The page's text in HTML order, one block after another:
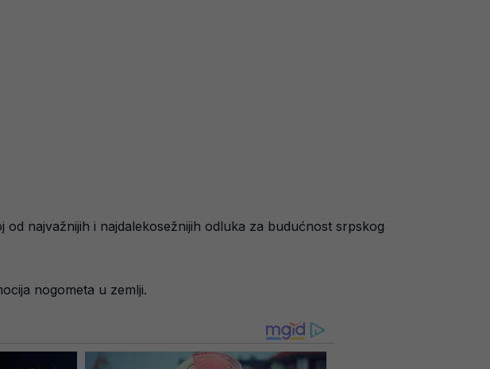
najvažnijih i najdalekosežnijih odluka za budućnost srpskog
nogometa u zemlji.